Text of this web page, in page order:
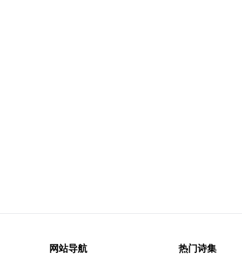
网站导航 热门诗集